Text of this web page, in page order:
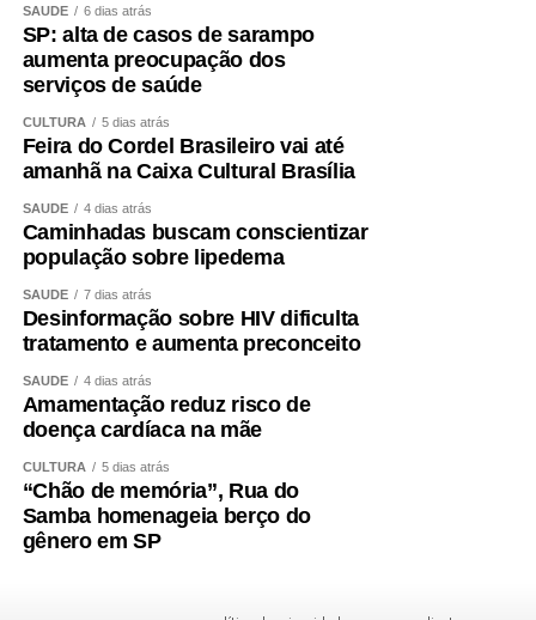
SAÚDE 6 dias atrás
SP: alta de casos de sarampo
aumenta preocupação dos
serviços de saúde
CULTURA 5 dias atrás
Feira do Cordel Brasileiro vai até
amanhã na Caixa Cultural Brasília
SAÚDE 4 dias atrás
Caminhadas buscam conscientizar
população sobre lipedema
SAÚDE 7 dias atrás
Desinformação sobre HIV dificulta
tratamento e aumenta preconceito
SAÚDE 4 dias atrás
Amamentação reduz risco de
doença cardíaca na mãe
CULTURA 5 dias atrás
“Chão de memória”, Rua do
Samba homenageia berço do
gênero em SP